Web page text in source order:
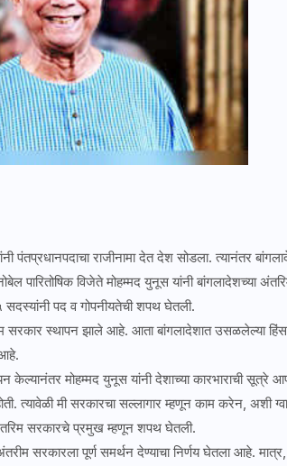
पंतप्रधानपदाचा राजीनामा देत देश सोडला. त्यानंतर
पारितोषिक विजेते मोहम्मद युनूस यांनी बांगलादेशच्या
पद व गोपनीयतेची शपथ घेतली.
सरकार स्थापन झाले आहे. आता बांगलादेशात उसळलेल्या
मोहम्मद युनूस यांनी देशाच्या कारभाराची सूत्रे
त्यावेळी मी सरकारचा सल्लागार म्हणून काम करेन, अशी
सरकारचे प्रमुख म्हणून शपथ घेतली.
सरकारला पूर्ण समर्थन देण्याचा निर्णय घेतला आहे. मात्र,